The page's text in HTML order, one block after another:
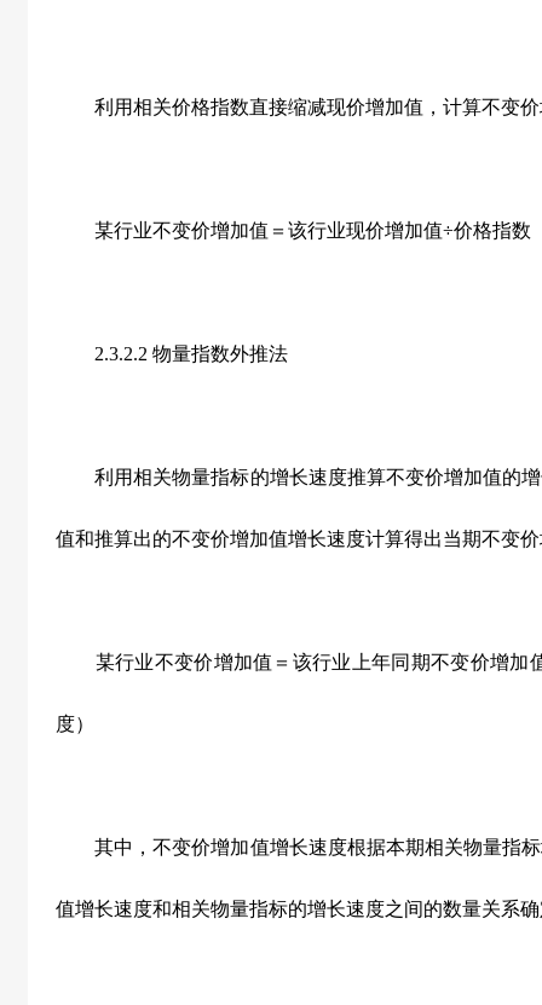
利用相关价格指数直接缩减现价增加值，计算不变价
某行业不变价增加值＝该行业现价增加值÷价格指数
2.3.2.2 物量指数外推法
利用相关物量指标的增长速度推算不变价增加值的增
值和推算出的不变价增加值增长速度计算得出当期不变
某行业不变价增加值＝该行业上年同期不变价增加
度）
其中，不变价增加值增长速度根据本期相关物量指标
值增长速度和相关物量指标的增长速度之间的数量关系